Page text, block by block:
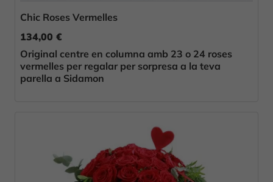
Chic Roses Vermelles
134,00 €
Original centre en columna amb 23 o 24 roses
vermelles per regalar per sorpresa a la teva
parella a Sidamon